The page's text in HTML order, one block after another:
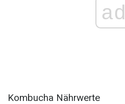
ad
Kombucha Nährwerte